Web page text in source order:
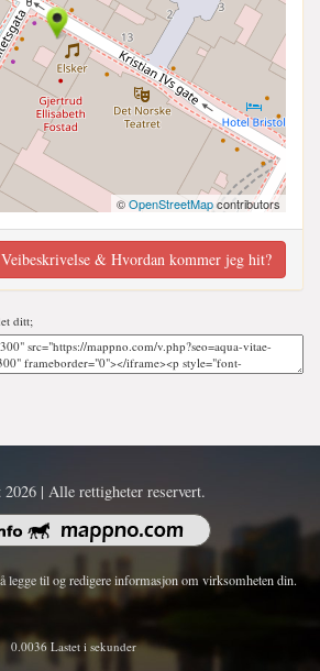
©OpenStreetMapcontributors
Veibeskrivelse & Hvordan kommer jeg hit?
ditt;
| Alle rettigheter reservert.
legge til og redigere informasjon om virksomheten din.
0.0036 Lastet i sekunder